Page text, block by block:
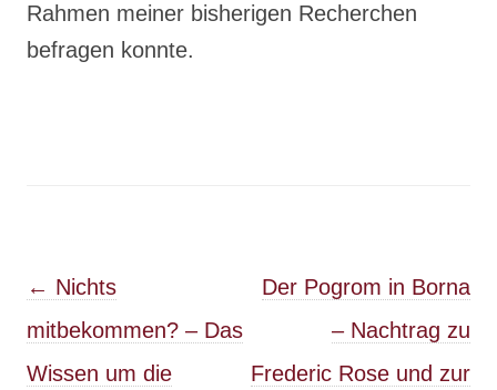
Rahmen meiner bisherigen Recherchen
befragen konnte.
Post navigation
← Nichts
mitbekommen? – Das
Wissen um die
Der Pogrom in Borna
– Nachtrag zu
Frederic Rose und zur